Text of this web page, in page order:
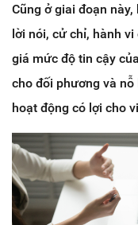
Cũng ở giai đoạn
lời nói, cử chỉ, hành
giá mức độ tin cậy
cho đối phương và
hoạt động có lợi cho